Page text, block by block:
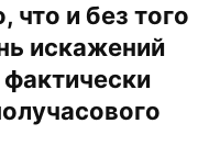
что и без того
искажений